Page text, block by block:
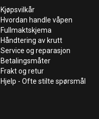
Kjøpsvilkår
Hvordan handle våpen
Fullmaktskjema
Håndtering av krutt
Service og reparasjon
Betalingsmåter
Frakt og retur
Hjelp - Ofte stilte spørsmål